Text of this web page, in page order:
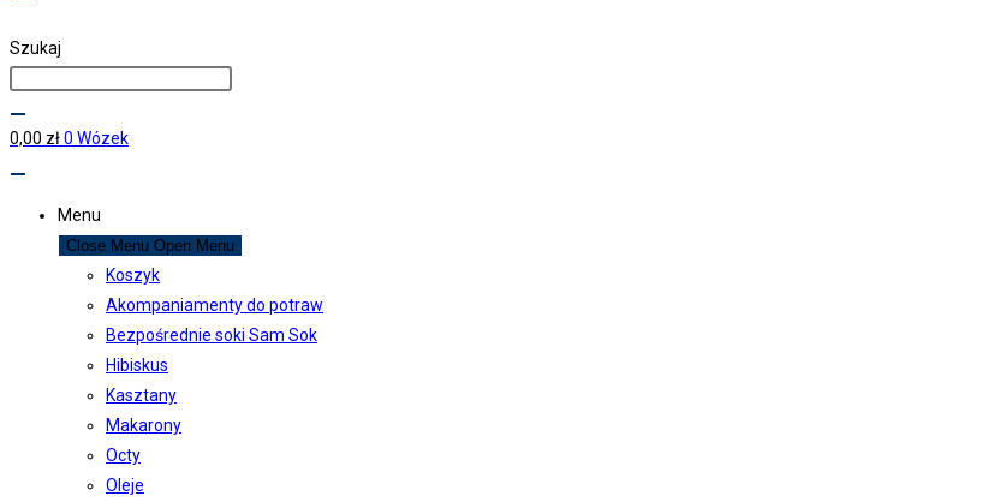
Szukaj
0,00 zł0 Wózek
Menu
Close Menu Open Menu
Koszyk
Akompaniamenty do potraw
Bezpośrednie soki Sam Sok
Hibiskus
Kasztany
Makarony
Octy
Oleje